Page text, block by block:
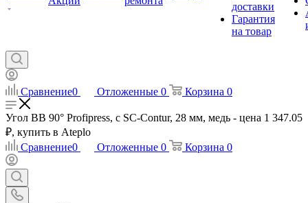
доставки
Гарантия
на товар
Сравнение0 Отложенные 0 Корзина 0
Угол BB 90° Profipress, c SC-Contur, 28 мм, медь - цена 1 347.05
₽, купить в Ateplo
Сравнение0 Отложенные 0 Корзина 0